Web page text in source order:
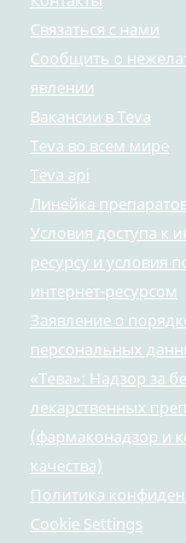
Связаться с нами
Сообщить о
явлении
Вакансии в Teva
Teva во всем мире
Teva api
Линейка
Условия доступа к
ресурсу и условия
интернет-ресурсом
Заявление о
персональных
«Тева»: Надзор за
лекарственных
(фармаконадзор и
качества)
Политика
Cookie Settings